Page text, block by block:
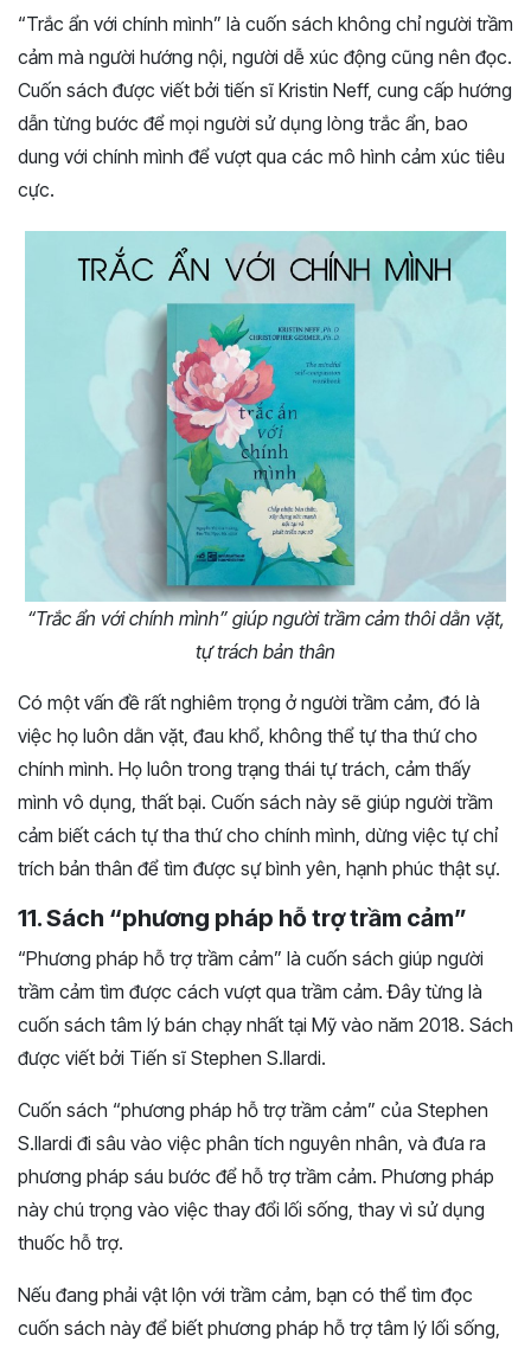
“Trắc ẩn với chính mình” là cuốn sách không chỉ người trầm
cảm mà người hướng nội, người dễ xúc động cũng nên đọc.
Cuốn sách được viết bởi tiến sĩ Kristin Neff, cung cấp hướng
dẫn từng bước để mọi người sử dụng lòng trắc ẩn, bao
dung với chính mình để vượt qua các mô hình cảm xúc tiêu
cực.
“Trắc ẩn với chính mình” giúp người trầm cảm thôi dằn vặt,
tự trách bản thân
Có một vấn đề rất nghiêm trọng ở người trầm cảm, đó là
việc họ luôn dằn vặt, đau khổ, không thể tự tha thứ cho
chính mình. Họ luôn trong trạng thái tự trách, cảm thấy
mình vô dụng, thất bại. Cuốn sách này sẽ giúp người trầm
cảm biết cách tự tha thứ cho chính mình, dừng việc tự chỉ
trích bản thân để tìm được sự bình yên, hạnh phúc thật sự.
11. Sách “phương pháp hỗ trợ trầm cảm”
“Phương pháp hỗ trợ trầm cảm” là cuốn sách giúp người
trầm cảm tìm được cách vượt qua trầm cảm. Đây từng là
cuốn sách tâm lý bán chạy nhất tại Mỹ vào năm 2018. Sách
được viết bởi Tiến sĩ Stephen S.Ilardi.
Cuốn sách “phương pháp hỗ trợ trầm cảm” của Stephen
S.Ilardi đi sâu vào việc phân tích nguyên nhân, và đưa ra
phương pháp sáu bước để hỗ trợ trầm cảm. Phương pháp
này chú trọng vào việc thay đổi lối sống, thay vì sử dụng
thuốc hỗ trợ.
Nếu đang phải vật lộn với trầm cảm, bạn có thể tìm đọc
cuốn sách này để biết phương pháp hỗ trợ tâm lý lối sống,